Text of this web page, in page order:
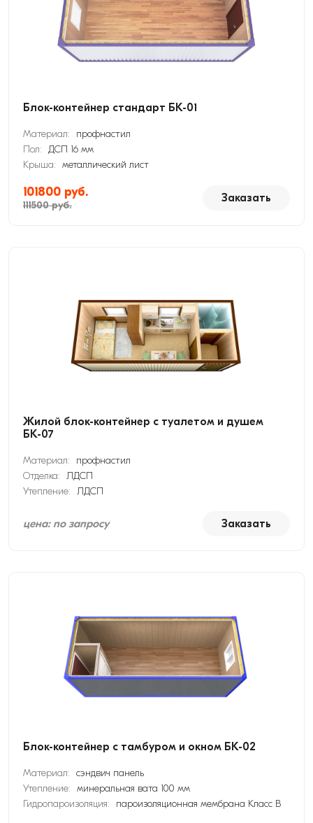
Блок-контейнер стандарт БК-01
Материал:
профнастил
Пол: ДСП 16 мм
Крыша: металлический лист
101800 руб.
111500 руб.
Заказать
Жилой блок-контейнер с туалетом и душем
БК-07
Материал:
профнастил
Отделка: ЛДСП
Утепление: ЛДСП
цена: по запросу Заказать
Блок-контейнер с тамбуром и окном БК-02
Материал: сэндвич панель
Утепление: минеральная вата 100 мм
Гидропароизоляция:
пароизоляционная мембрана Класс В